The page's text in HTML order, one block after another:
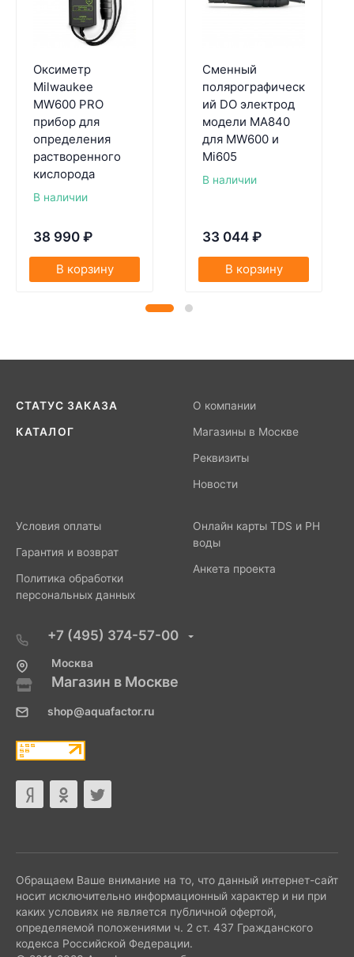
Оксиметр
Milwaukee
MW600 PRO
прибор для
определения
растворенного
кислорода
В наличии
38 990 ₽
В корзину
Сменный
полярографическ
ий DO электрод
модели MA840
для MW600 и
Mi605
В наличии
33 044 ₽
В корзину
СТАТУС ЗАКАЗА
КАТАЛОГ
О компании
Магазины в Москве
Реквизиты
Новости
Условия оплаты
Гарантия и возврат
Политика обработки
персональных данных
Онлайн карты TDS и PH
воды
Анкета проекта
+7 (495) 374-57-00
Москва
Магазин в Москве
shop@aquafactor.ru
Обращаем Ваше внимание на то, что данный интернет-сайт
носит исключительно информационный характер и ни при
каких условиях не является публичной офертой,
определяемой положениями ч. 2 ст. 437 Гражданского
кодекса Российской Федерации.